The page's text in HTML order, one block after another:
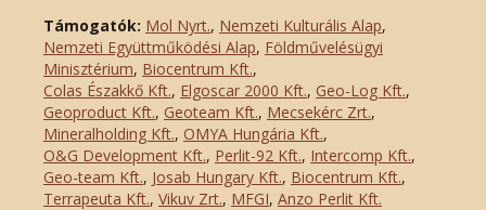
Támogatók: Mol Nyrt., Nemzeti Kulturális Alap,
Nemzeti Együttműködési Alap, Földművelésügyi
Minisztérium, Biocentrum Kft.,
Colas Északkő Kft., Elgoscar 2000 Kft., Geo-Log Kft.,
Geoproduct Kft., Geoteam Kft., Mecsekérc Zrt.,
Mineralholding Kft., OMYA Hungária Kft.,
O&G Development Kft., Perlit-92 Kft., Intercomp Kft.,
Geo-team Kft., Josab Hungary Kft., Biocentrum Kft.,
Terrapeuta Kft., Vikuv Zrt., MFGI, Anzo Perlit Kft.